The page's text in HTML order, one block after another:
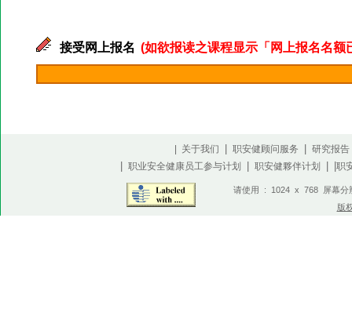
接受网上报名 (如欲报读之课程显示「网上报名名
| 关于我们 职安健顾问服务 研究报告
职业安全健康员工参与计划 职安健夥伴计划 职
请使用 : 1024 x 768 屏幕分
版